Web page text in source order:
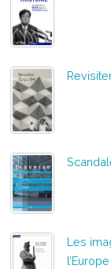
Les
l’Europe